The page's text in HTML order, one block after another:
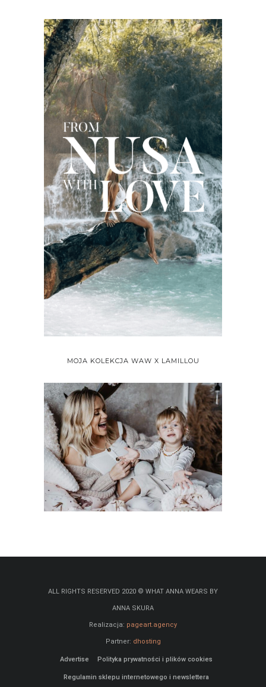
MOJA KOLEKCJA WAW X LAMILLOU
ALL RIGHTS RESERVED 2020 © WHAT ANNA WEARS BY
ANNA SKURA
Realizacja: pageart.agency
Partner: dhosting
Advertise Polityka prywatności i plików cookies
Regulamin sklepu internetowego i newslettera